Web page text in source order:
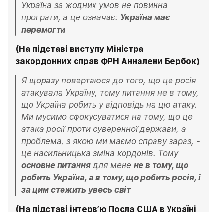
Україна за жодних умов не повинна
програти, а це означає: Україна має
перемогти
(На підставі виступу Міністра
закордонних справ ФРН Анналени Бербок)
Я щоразу повертаюся до того, що це росія
атакувала Україну, тому питання не в тому,
що Україна робить у відповідь на цю атаку.
Ми мусимо сфокусуватися на тому, що це
атака росії проти суверенної держави, а
проблема, з якою ми маємо справу зараз, -
це насильницька зміна кордонів. Тому
основне питання для мене не в тому, що
робить Україна, а в тому, що робить росія, і
за цим стежить увесь світ
(На підставі інтерв’ю Посла США в Україні